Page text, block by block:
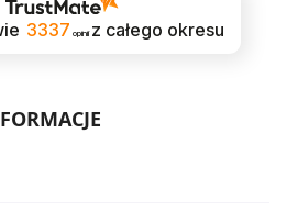
3337 opinii z całego okresu